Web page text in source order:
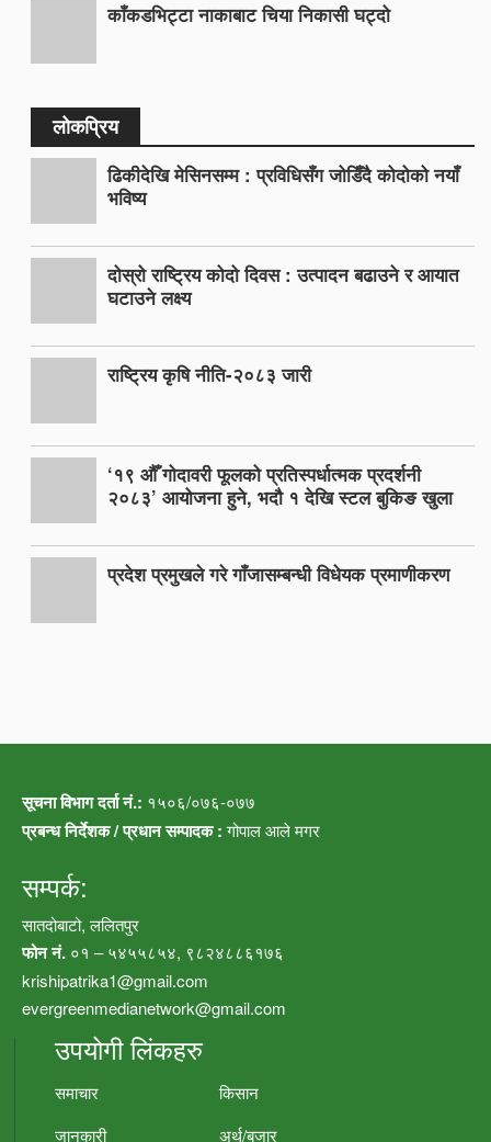
काँकडभिट्टा नाकाबाट चिया निकासी घट्दो
लोकप्रिय
ढिकीदेखि मेसिनसम्म : प्रविधिसँग जोडिँदै कोदोको नयाँ
भविष्य
दोस्रो राष्ट्रिय कोदो दिवस : उत्पादन बढाउने र आयात
घटाउने लक्ष्य
राष्ट्रिय कृषि नीति-२०८३ जारी
‘१९ औँ गोदावरी फूलको प्रतिस्पर्धात्मक प्रदर्शनी
२०८३’ आयोजना हुने, भदौ १ देखि स्टल बुकिङ खुला
प्रदेश प्रमुखले गरे गाँजासम्बन्धी विधेयक प्रमाणीकरण
सूचना विभाग दर्ता नं.: १५०६/०७६-०७७
प्रबन्ध निर्देशक / प्रधान सम्पादक :गोपाल आले मगर
सम्पर्क:
सातदोबाटो, ललितपुर
फोन नं. ०१ – ५४५५८५४, ९८२४८८६१७६
krishipatrika1@gmail.com
evergreenmedianetwork@gmail.com
उपयोगी लिंकहरु
समाचार
किसान
जानकारी
अर्थ/बजार